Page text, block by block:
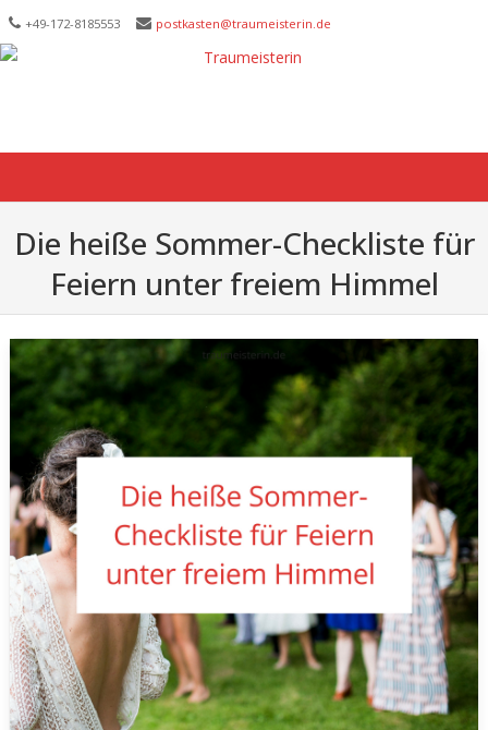
+49-172-­8185553 postkasten@traumeisterin.de
Die heiße Sommer-Checkliste für
Feiern unter freiem Himmel